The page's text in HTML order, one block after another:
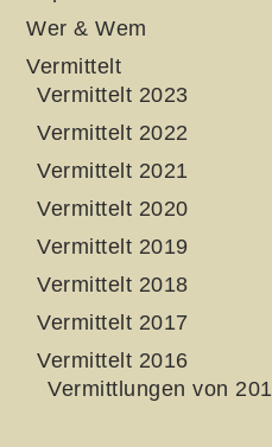
Wer & Wem
Vermittelt
Vermittelt 2023
Vermittelt 2022
Vermittelt 2021
Vermittelt 2020
Vermittelt 2019
Vermittelt 2018
Vermittelt 2017
Vermittelt 2016
Vermittlungen von